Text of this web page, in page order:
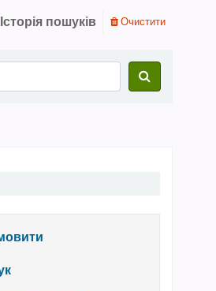
Історія пошуків Очистити